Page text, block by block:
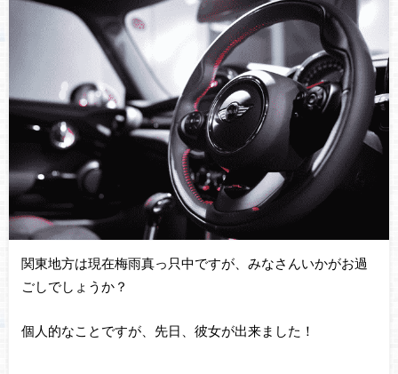
関東地方は現在梅雨真っ只中ですが、みなさんいかがお過
ごしでしょうか？
個人的なことですが、先日、彼女が出来ました！